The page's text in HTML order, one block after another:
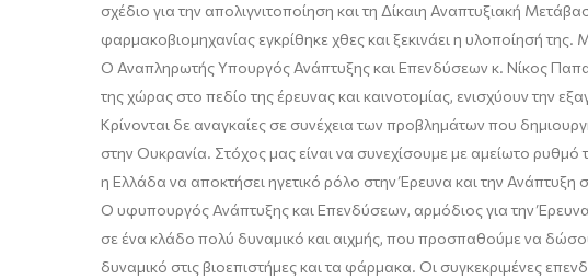
σχέδιο για την απολιγνιτοποίηση και τη Δίκαιη Αναπτυξιακή
φαρμακοβιομηχανίας εγκρίθηκε χθες και ξεκινάει η υλοποίησή
Ο Αναπληρωτής Υπουργός Ανάπτυξης και Επενδύσεων κ. Νίκος
της χώρας στο πεδίο της έρευνας και καινοτομίας, ενισχύουν την
Κρίνονται δε αναγκαίες σε συνέχεια των προβλημάτων που
στην Ουκρανία. Στόχος μας είναι να συνεχίσουμε με αμείωτο
η Ελλάδα να αποκτήσει ηγετικό ρόλο στην Έρευνα και την
Ο υφυπουργός Ανάπτυξης και Επενδύσεων, αρμόδιος για την Έρευνα
σε ένα κλάδο πολύ δυναμικό και αιχμής, που προσπαθούμε να
δυναμικό στιςβιοεπιστήμεςκαι τα φάρμακα. Οι συγκεκριμένες